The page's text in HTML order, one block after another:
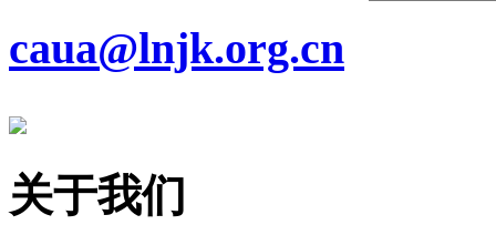
caua@lnjk.org.cn
关于我们